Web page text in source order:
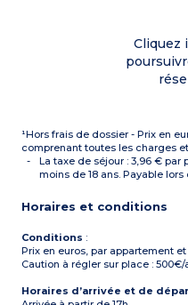
160x190 ou 140x190 (si
3 chambres avec lit double
160x190 ou 2 lits simples
sèche-serviettes
2 WC séparés
Balcon
*PMR : personne à
Cliquez
¹Hors frais de dossier - Prix en
comprenant toutes les charges
La taxe de séjour : 3,96 € par
moins de 18 ans. Payable
Horaires et conditions
Conditions :
Prix en euros, par appartement et
Caution à régler sur place :
Horaires d’arrivée et de